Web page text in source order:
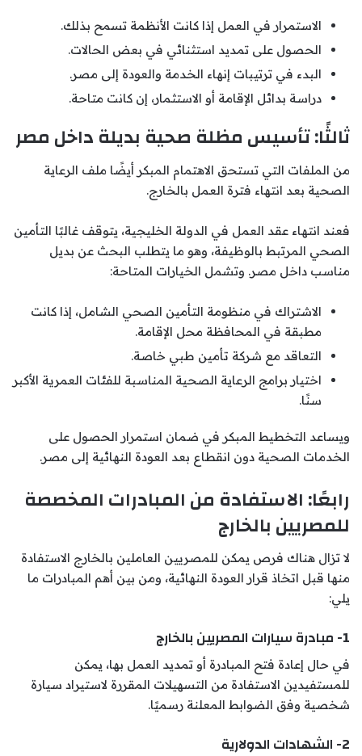
الاستمرار في العمل إذا كانت الأنظمة تسمح بذلك.
الحصول على تمديد استثنائي في بعض الحالات.
البدء في ترتيبات إنهاء الخدمة والعودة إلى مصر.
دراسة بدائل الإقامة أو الاستثمار، إن كانت متاحة.
ثالثًا: تأسيس مظلة صحية بديلة داخل مصر
من الملفات التي تستحق الاهتمام المبكر أيضًا ملف الرعاية
الصحية بعد انتهاء فترة العمل بالخارج.
فعند انتهاء عقد العمل في الدولة الخليجية، يتوقف غالبًا التأمين
الصحي المرتبط بالوظيفة، وهو ما يتطلب البحث عن بديل
مناسب داخل مصر. وتشمل الخيارات المتاحة:
الاشتراك في منظومة التأمين الصحي الشامل، إذا كانت
مطبقة في المحافظة محل الإقامة.
التعاقد مع شركة تأمين طبي خاصة.
اختيار برامج الرعاية الصحية المناسبة للفئات العمرية الأكبر
سنًا.
ويساعد التخطيط المبكر في ضمان استمرار الحصول على
الخدمات الصحية دون انقطاع بعد العودة النهائية إلى مصر.
رابعًا: الاستفادة من المبادرات المخصصة
للمصريين بالخارج
لا تزال هناك فرص يمكن للمصريين العاملين بالخارج الاستفادة
منها قبل اتخاذ قرار العودة النهائية، ومن بين أهم المبادرات ما
يلي:
1- مبادرة سيارات المصريين بالخارج
في حال إعادة فتح المبادرة أو تمديد العمل بها، يمكن
للمستفيدين الاستفادة من التسهيلات المقررة لاستيراد سيارة
شخصية وفق الضوابط المعلنة رسميًا.
2- الشهادات الدولارية